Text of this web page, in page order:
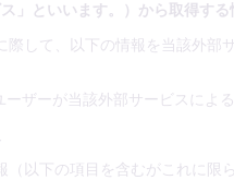
」といいます。）から取得する
して、以下の情報を当該外部
ザーが当該外部サービスによ
以下の項目を含むがこれに限